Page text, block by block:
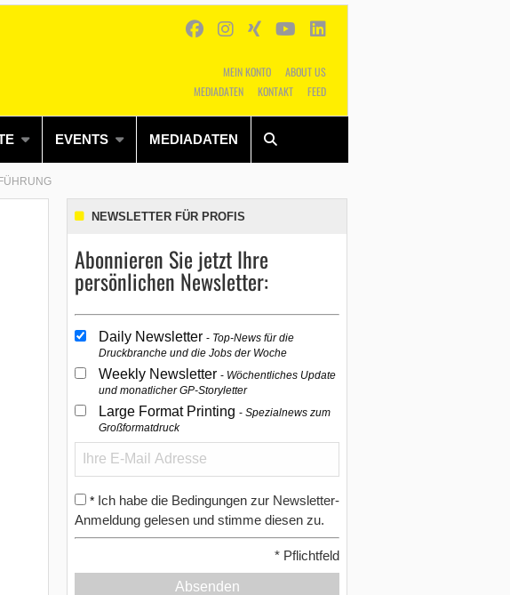
MEIN KONTO
ABOUT US
MEDIADATEN
KONTAKT FEED
EVENTS MEDIADATEN
Alles Shop SUCHEN
NEWSLETTER FÜR PROFIS
Abonnieren Sie jetzt Ihre
persönlichen Newsletter:
Daily Newsletter Top-News für die
Druckbranche und die Jobs der Woche
Weekly Newsletter Wöchentliches Update
und monatlicher GP-Storyletter
Large Format Printing Spezialnews zum
Großformatdruck
* Ich habe die Bedingungen zur Newsletter-
Anmeldung gelesen und stimme diesen zu.
* Pflichtfeld
Absenden